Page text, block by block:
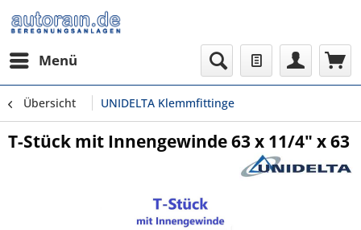
Menü
Übersicht UNIDELTA Klemmfittinge
T-Stück mit Innengewinde 63 x 11/4" x 63